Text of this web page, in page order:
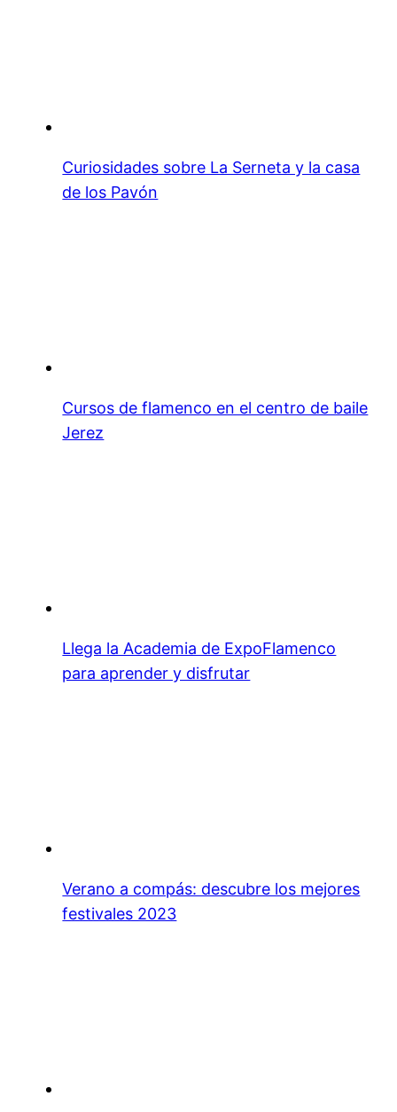
Curiosidades sobre La Serneta y la casa
de los Pavón
Cursos de flamenco en el centro de baile
Jerez
Llega la Academia de ExpoFlamenco
para aprender y disfrutar
Verano a compás: descubre los mejores
festivales 2023